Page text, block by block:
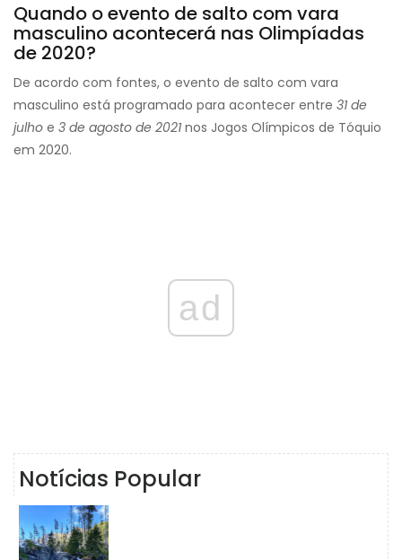
Quando o evento de salto com vara
masculino acontecerá nas Olimpíadas
de 2020?
De acordo com fontes, o evento de salto com vara
masculino está programado para acontecer entre 31 de
julho e 3 de agosto de 2021 nos Jogos Olímpicos de Tóquio
em 2020.
ad
Notícias Popular